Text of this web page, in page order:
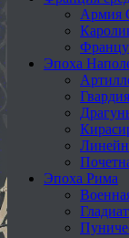
Армия
Эпоха
Эпоха Рима